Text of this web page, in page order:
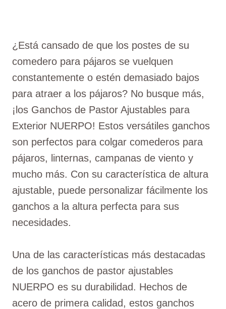
¿Está cansado de que los postes de su
comedero para pájaros se vuelquen
constantemente o estén demasiado bajos
para atraer a los pájaros? No busque más,
¡los Ganchos de Pastor Ajustables para
Exterior NUERPO! Estos versátiles ganchos
son perfectos para colgar comederos para
pájaros, linternas, campanas de viento y
mucho más. Con su característica de altura
ajustable, puede personalizar fácilmente los
ganchos a la altura perfecta para sus
necesidades.
Una de las características más destacadas
de los ganchos de pastor ajustables
NUERPO es su durabilidad. Hechos de
acero de primera calidad, estos ganchos